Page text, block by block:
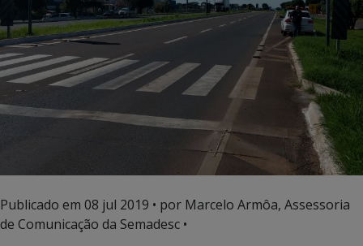
Publicado em 08 jul 2019 • por Marcelo Armôa, Assessoria
de Comunicação da Semadesc •